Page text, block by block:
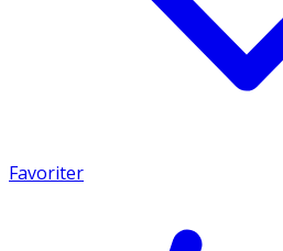
Favoriter